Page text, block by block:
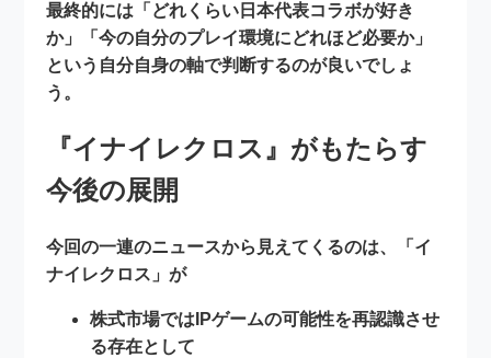
最終的には「どれくらい日本代表コラボが好き
か」「今の自分のプレイ環境にどれほど必要か」
という 自分自身の軸で判断するのが良いでしょ
う。
『イナイレクロス』がもたらす
今後の展開
今回の一連のニュースから見えてくるのは、「イ
ナイレクロス」が
株式市場では IPゲームの可能性を再認識させ
る存在として